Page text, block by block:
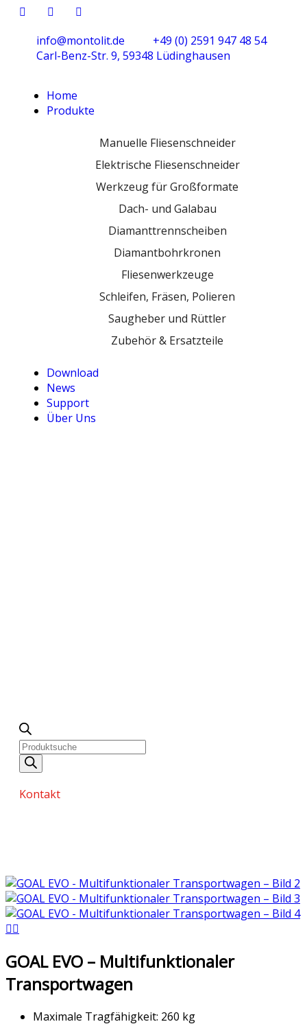
info@montolit.de
+49 (0) 2591 947 48 54
Carl-Benz-Str. 9, 59348 Lüdinghausen
Home
Produkte
Manuelle Fliesenschneider
Elektrische Fliesenschneider
Werkzeug für Großformate
Dach- und Galabau
Diamanttrennscheiben
Diamantbohrkronen
Fliesenwerkzeuge
Schleifen, Fräsen, Polieren
Saugheber und Rüttler
Zubehör & Ersatzteile
Download
News
Support
Über Uns
Kontakt
GOAL EVO – Multifunktionaler
Transportwagen
Maximale Tragfähigkeit: 260 kg